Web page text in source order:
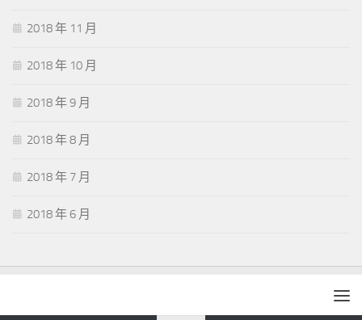
2018 年 11 月
2018 年 10 月
2018 年 9 月
2018 年 8 月
2018 年 7 月
2018 年 6 月